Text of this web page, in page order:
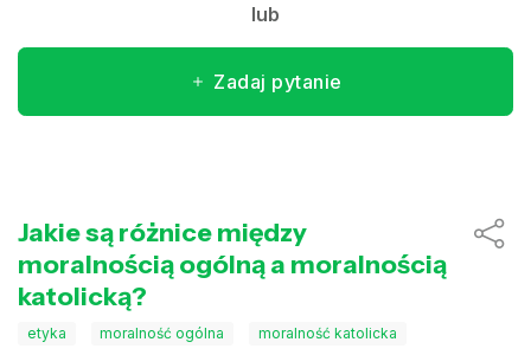
lub
Zadaj pytanie
Jakie są różnice między
moralnością ogólną a moralnością
katolicką?
etyka moralność ogólna moralność katolicka